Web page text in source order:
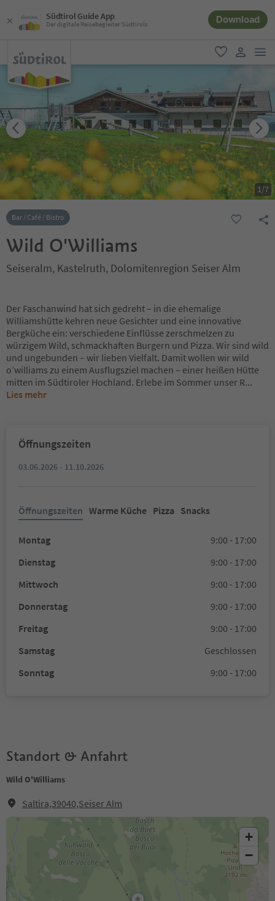
Südtirol Guide App
Der digitale Reisebegleiter Südtirols Download
favorit
user link
1/7
Bar / Café / Bistro
Wild O'Williams
Seiseralm, Kastelruth, Dolomitenregion Seiser Alm
Der Faschanwind hat sich gedreht – in die ehemalige
Williamshütte kehren neue Gesichter und eine innovative
Bergküche ein: verschiedene Einflüsse zerschmelzen zu
würzigem Wild, schmackhaften Burgern und Pizza. Wir sind wild
und ungebunden – wir lieben Vielfalt. Damit wollen wir wild
o’williams zu einem Ausflugsziel machen – einer heißen Hütte
mitten im Südtiroler Hochland. Erlebe im Sommer unser R...
Lies mehr
Öffnungszeiten
03.06.2026 - 11.10.2026
Öffnungszeiten Warme Küche Pizza Snacks
Montag
9:00 - 17:00
Dienstag
9:00 - 17:00
Mittwoch
9:00 - 17:00
Donnerstag
9:00 - 17:00
Freitag
9:00 - 17:00
Samstag
Geschlossen
Sonntag
9:00 - 17:00
Standort & Anfahrt
Wild O'Williams
Saltira,39040,Seiser Alm
+
−